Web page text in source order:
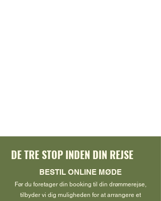
DE TRE STOP INDEN DIN REJSE
BESTIL ONLINE MØDE
Før du foretager din booking til din drømmerejse,
tilbyder vi dig muligheden for at arrangere et